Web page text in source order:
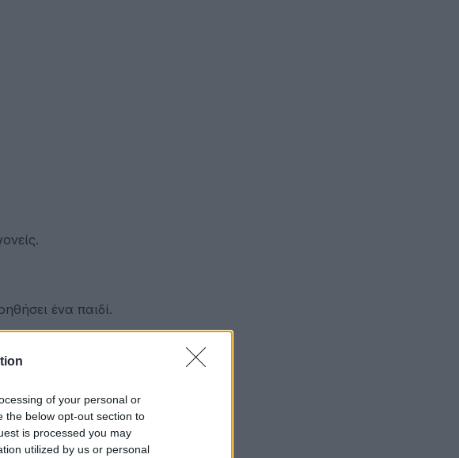
of your personal or
the below opt-out section to
is processed you may
utilized by us or personal
ένα παιδί.